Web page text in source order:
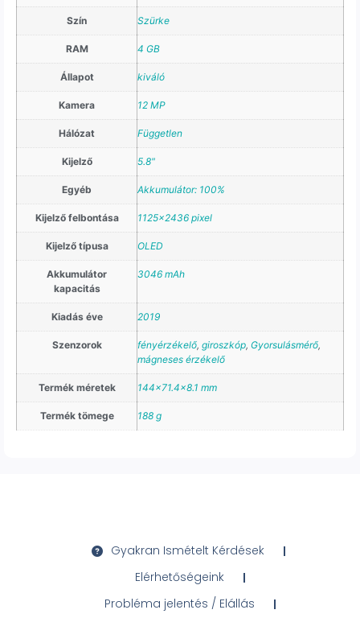
Szín Szürke
RAM 4 GB
Állapot kiváló
Kamera 12 MP
Hálózat Független
Kijelző 5.8"
Egyéb Akkumulátor: 100%
Kijelző felbontása 1125×2436 pixel
Kijelző típusa OLED
Akkumulátor
kapacitás
3046 mAh
Kiadás éve 2019
Szenzorok fényérzékelő, giroszkóp, Gyorsulásmérő,
mágneses érzékelő
Termék méretek 144×71.4×8.1 mm
Termék tömege 188 g
Gyakran Ismételt Kérdések
Elérhetőségeink
Probléma jelentés / Elállás